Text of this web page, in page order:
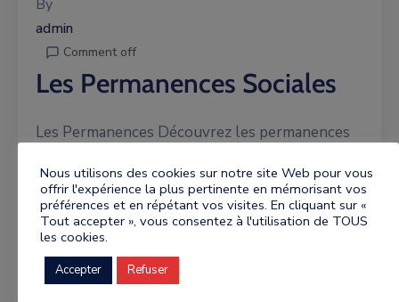
By
admin
Comment off
Les Permanences Sociales
Les Permanences Découvrez les permanences
d’Action Sociale 04 67 95 63 07 Sur rendez-
vous Mairie de Lamalou les Bains Assistantes
Sociales 04 67 67 […]
Nous utilisons des cookies sur notre site Web pour vous
offrir l'expérience la plus pertinente en mémorisant vos
préférences et en répétant vos visites. En cliquant sur «
Tout accepter », vous consentez à l'utilisation de TOUS
les cookies.
Accepter Refuser